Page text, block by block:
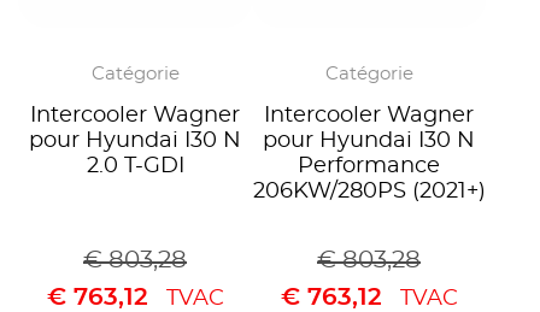
Catégorie
Intercooler Wagner
pour Hyundai I30 N
2.0 T-GDI
€803,28
€763,12 TVAC
Catégorie
Intercooler Wagner
pour Hyundai I30 N
Performance
206KW/280PS (2021+)
€803,28
€763,12 TVAC